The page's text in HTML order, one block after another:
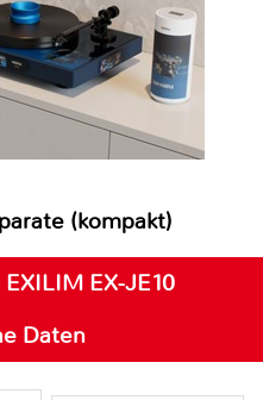
(kompakt)
EX-JE10
Daten